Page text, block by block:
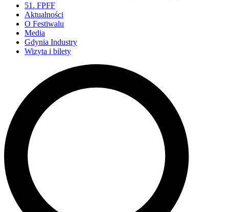
51. FPFF
Aktualności
O Festiwalu
Media
Gdynia Industry
Wizyta i bilety